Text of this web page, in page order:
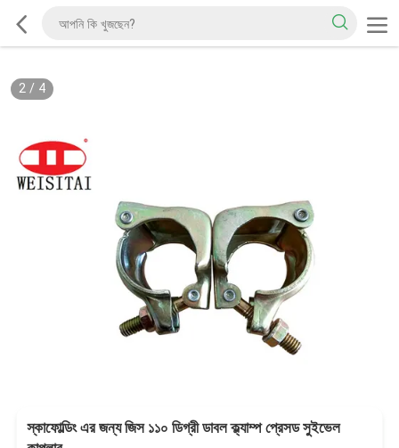
2/ 4
স্কাফোল্ডিং এর জন্য জিস ১১০ ডিগ্রী ডাবল ক্ল্যাম্প প্রেসড সুইভেল